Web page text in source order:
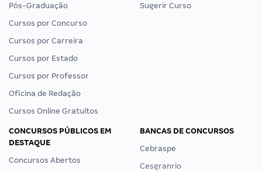
Pós-Graduação
Cursos por Concurso
Cursos por Carreira
Cursos por Estado
Cursos por Professor
Oficina de Redação
Cursos Online Gratuitos
Sugerir Curso
CONCURSOS PÚBLICOS EM
DESTAQUE
Concursos Abertos
BANCAS DE CONCURSOS
Cebraspe
Cesgranrio